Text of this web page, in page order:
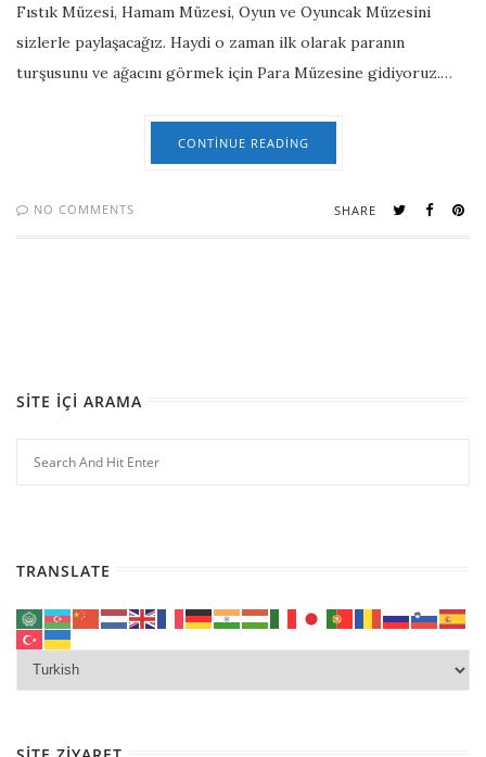
Fıstık Müzesi, Hamam Müzesi, Oyun ve Oyuncak Müzesini
sizlerle paylaşacağız. Haydi o zaman ilk olarak paranın
turşusunu ve ağacını görmek için Para Müzesine gidiyoruz.…
CONTINUE READING
NO COMMENTS SHARE
SITE İÇI ARAMA
TRANSLATE